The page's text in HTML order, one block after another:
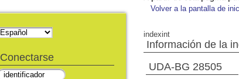
Volver a la pantalla de
indexint
Información de la
UDA-BG 28505
Conectarse